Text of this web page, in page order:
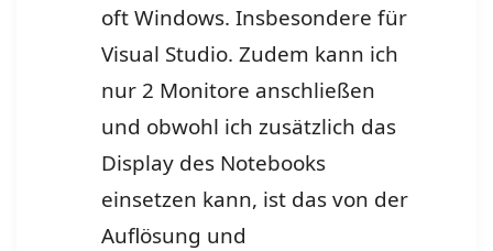
oft Windows. Insbesondere für
Visual Studio. Zudem kann ich
nur 2 Monitore anschließen
und obwohl ich zusätzlich das
Display des Notebooks
einsetzen kann, ist das von der
Auflösung und